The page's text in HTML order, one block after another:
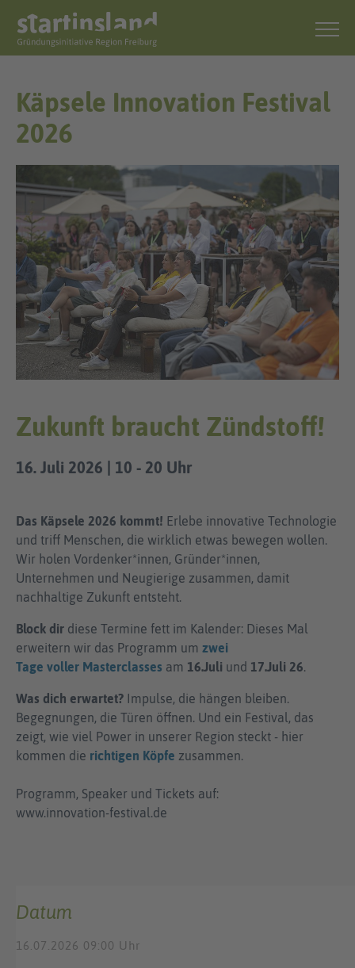
Käpsele Innovation Festival
2026
Zukunft braucht Zündstoff!
16. Juli 2026 | 10 - 20 Uhr
Das Käpsele 2026 kommt! Erlebe innovative Technologie
und triff Menschen, die wirklich etwas bewegen wollen.
Wir holen Vordenker*innen, Gründer*innen,
Unternehmen und Neugierige zusammen, damit
nachhaltige Zukunft entsteht.
Block dir diese Termine fett im Kalender: Dieses Mal
erweitern wir das Programm um zwei
Tage voller Masterclasses am 16.Juli und 17.Juli 26.
Was dich erwartet? Impulse, die hängen bleiben.
Begegnungen, die Türen öffnen. Und ein Festival, das
zeigt, wie viel Power in unserer Region steckt - hier
kommen die richtigen Köpfe zusammen.
Programm, Speaker und Tickets auf:
www.innovation-festival.de
Datum
16.07.2026 09:00 Uhr